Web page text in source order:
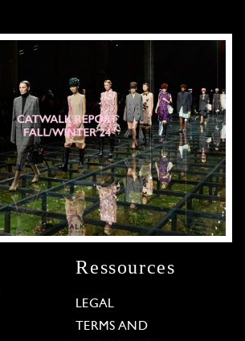
Ressources
LEGAL
TERMS AND